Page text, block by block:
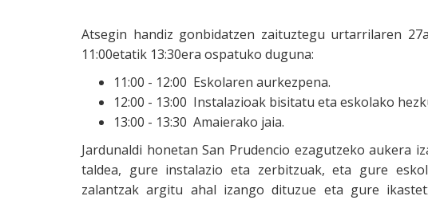
Atsegin handiz gonbidatzen zaituztegu urtarrilaren
11:00etatik 13:30era ospatuko duguna:
11:00 - 12:00 Eskolaren aurkezpena.
12:00 - 13:00 Instalazioak bisitatu eta eskolako
13:00 - 13:30 Amaierako jaia.
Jardunaldi honetan San Prudencio ezagutzeko aukera
taldea, gure instalazio eta zerbitzuak, eta gure
zalantzak argitu ahal izango dituzue eta gure